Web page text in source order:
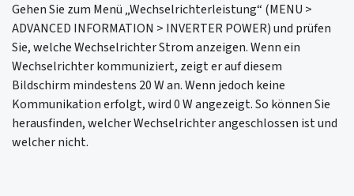
Gehen Sie zum Menü „Wechselrichterleistung“ (MENU >
ADVANCED INFORMATION > INVERTER POWER) und prüfen
Sie, welche Wechselrichter Strom anzeigen. Wenn ein
Wechselrichter kommuniziert, zeigt er auf diesem
Bildschirm mindestens 20 W an. Wenn jedoch keine
Kommunikation erfolgt, wird 0 W angezeigt. So können Sie
herausfinden, welcher Wechselrichter angeschlossen ist und
welcher nicht.